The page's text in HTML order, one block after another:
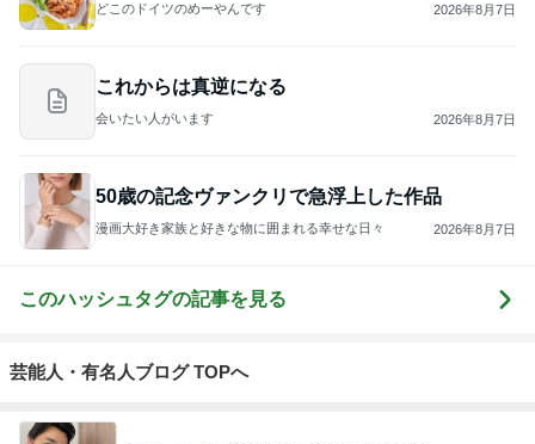
どこのドイツのめーやんです 2026年8月7日
これからは真逆になる
会いたい人がいます 2026年8月7日
50歳の記念ヴァンクリで急浮上した作品
漫画大好き家族と好きな物に囲まれる幸せな日々 2026年8月7日
このハッシュタグの記事を見る
芸能人・有名人ブログ TOPへ